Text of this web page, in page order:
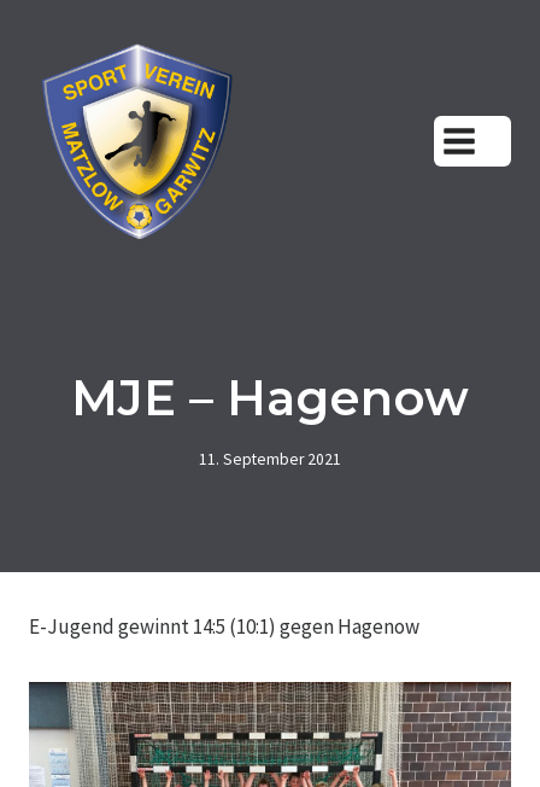
springen
MJE – Hagenow
11. September 2021
E-Jugend gewinnt 14:5 (10:1) gegen Hagenow